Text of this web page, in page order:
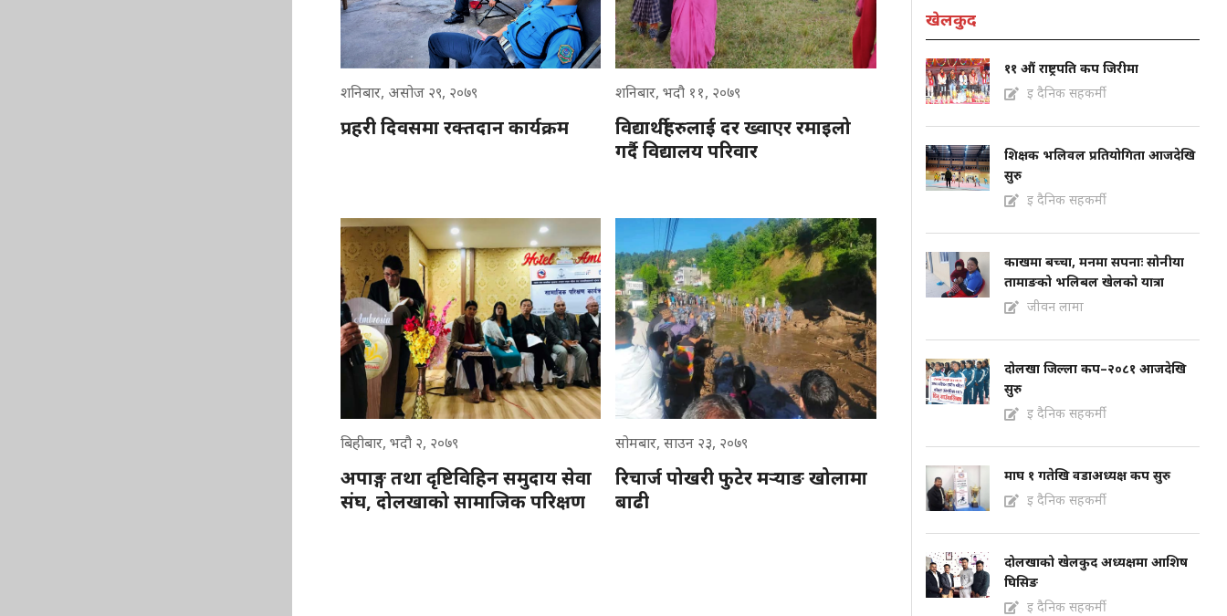
शनिबार, असोज २९, २०७९
प्रहरी दिवसमा रक्तदान कार्यक्रम
शनिबार, भदौ ११, २०७९
विद्यार्थीहरुलाई दर ख्वाएर रमाइलो
गर्दै विद्यालय परिवार
बिहीबार, भदौ २, २०७९
अपाङ्ग तथा दृष्टिविहिन समुदाय सेवा
संघ, दोलखाको सामाजिक परिक्षण
सोमबार, साउन २३, २०७९
रिचार्ज पोखरी फुटेर मऱ्याङ खोलामा
बाढी
खेलकुद
११ औं राष्ट्रपति कप जिरीमा
इ दैनिक सहकर्मी
शिक्षक भलिवल प्रतियोगिता आजदेखि
सुरु
इ दैनिक सहकर्मी
काखमा बच्चा, मनमा सपनाः सोनीया
तामाङको भलिबल खेलको यात्रा
जीवन लामा
दोलखा जिल्ला कप–२०८१ आजदेखि
सुरु
इ दैनिक सहकर्मी
माघ १ गतेखि वडाअध्यक्ष कप सुरु
इ दैनिक सहकर्मी
दोलखाको खेलकुद अध्यक्षमा आशिष
घिसिङ
इ दैनिक सहकर्मी